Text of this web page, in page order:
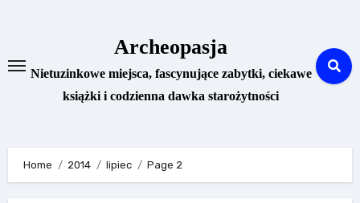
Archeopasja
Nietuzinkowe miejsca, fascynujące zabytki, ciekawe
książki i codzienna dawka starożytności
Home 2014 lipiec Page 2